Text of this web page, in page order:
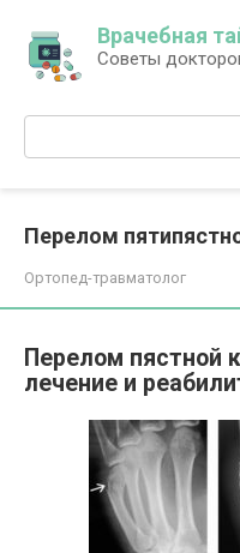
контенту
Врачебная
Советы
Поиск:
Перелом
Ортопед-травматолог
Перелом пястной
лечение и